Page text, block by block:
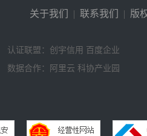
关于我们 | 联系我们 | 版
认证联盟：创宇信用 百度企业
数据合作：阿里云 科协产业园